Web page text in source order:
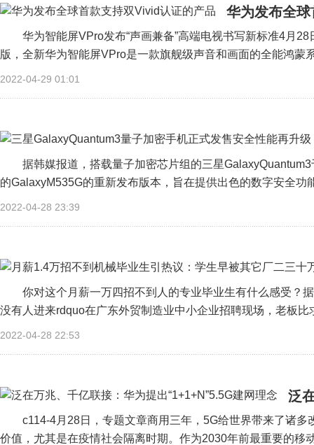
华为发布全
华为智能屏VPro发布“声画兼备”高端电视书写新标准4月
版，全新华为智能屏VPro是一款旗舰级声音和画面的全能鸿蒙
2022-04-29 01:01
据韩媒报道，搭载量子加密芯片组的三星
的GalaxyM535G的重新发布版本，旨在提供出色的数字安全功
2022-04-28 23:39
你对这个月薪一万四招不到人的专业毕业生有什么感受？
没有人进来rdquo在广东外贸制造业中小企业招聘现场，老板
2022-04-28 22:53
泛
理
c114-4月28日，专题文章商用三年，5G给世界带来了诸
价值，尤其是在疫情社会隔离时期。作为2030年前最重要的移